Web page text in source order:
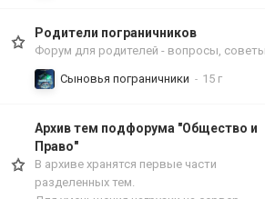
Родители пограничников
Форум для родителей - вопросы,
Сыновья пограничники
Архив тем подфорума "Общество и
Право"
В архиве хранятся первые части
разделенных тем.